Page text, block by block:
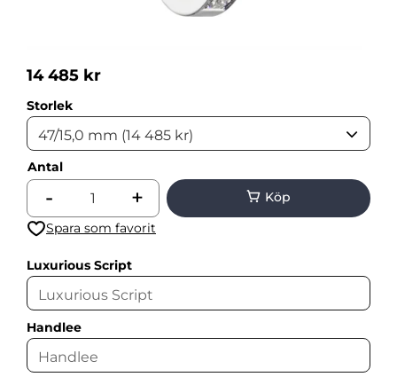
14 485 kr
Storlek
Antal
+
-
Lägg till i favoriter
Luxurious Script
Handlee